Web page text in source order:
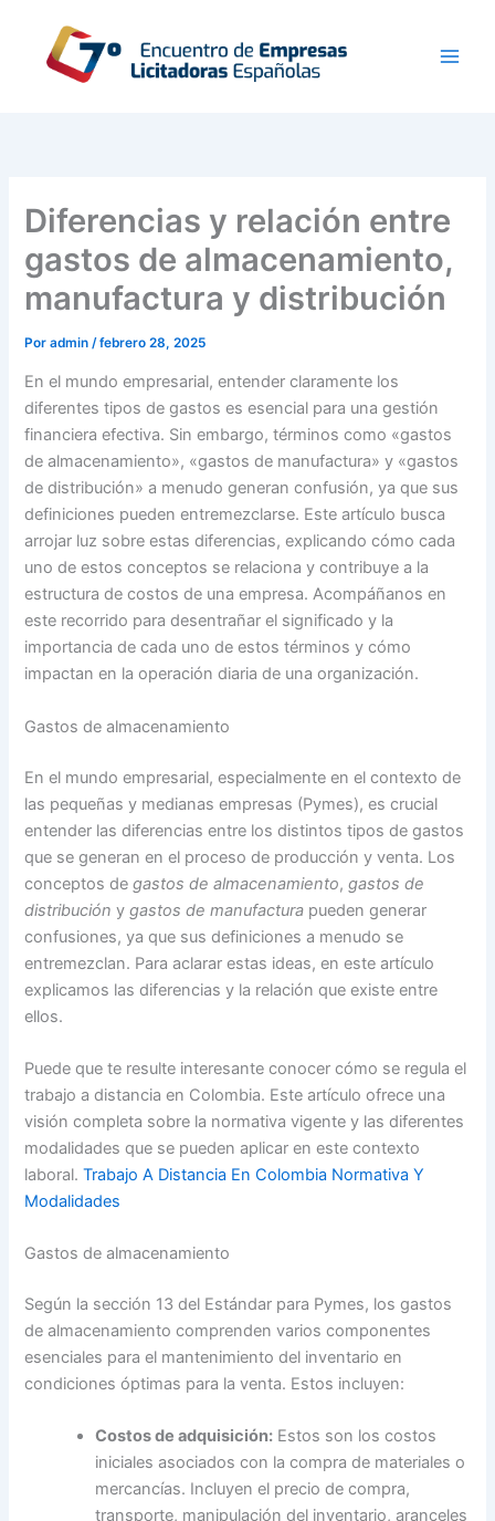
contenido
Diferencias y relación entre
gastos de almacenamiento,
manufactura y distribución
Poradmin /febrero 28, 2025
En el mundo empresarial, entender claramente los
diferentes tipos de gastos es esencial para una gestión
financiera efectiva. Sin embargo, términos como «gastos
de almacenamiento», «gastos de manufactura» y «gastos
de distribución» a menudo generan confusión, ya que sus
definiciones pueden entremezclarse. Este artículo busca
arrojar luz sobre estas diferencias, explicando cómo cada
uno de estos conceptos se relaciona y contribuye a la
estructura de costos de una empresa. Acompáñanos en
este recorrido para desentrañar el significado y la
importancia de cada uno de estos términos y cómo
impactan en la operación diaria de una organización.
Gastos de almacenamiento
En el mundo empresarial, especialmente en el contexto de
las pequeñas y medianas empresas (Pymes), es crucial
entender las diferencias entre los distintos tipos de gastos
que se generan en el proceso de producción y venta. Los
conceptos degastos de almacenamiento,gastos de
distribución ygastos de manufactura pueden generar
confusiones, ya que sus definiciones a menudo se
entremezclan. Para aclarar estas ideas, en este artículo
explicamos las diferencias y la relación que existe entre
ellos.
Puede que te resulte interesante conocer cómo se regula el
trabajo a distancia en Colombia. Este artículo ofrece una
visión completa sobre la normativa vigente y las diferentes
modalidades que se pueden aplicar en este contexto
laboral.Trabajo A Distancia En Colombia Normativa Y
Modalidades
Gastos de almacenamiento
Según la sección 13 del Estándar para Pymes, los gastos
de almacenamiento comprenden varios componentes
esenciales para el mantenimiento del inventario en
condiciones óptimas para la venta. Estos incluyen:
Costos de adquisición: Estos son los costos
iniciales asociados con la compra de materiales o
mercancías. Incluyen el precio de compra,
transporte, manipulación del inventario, aranceles